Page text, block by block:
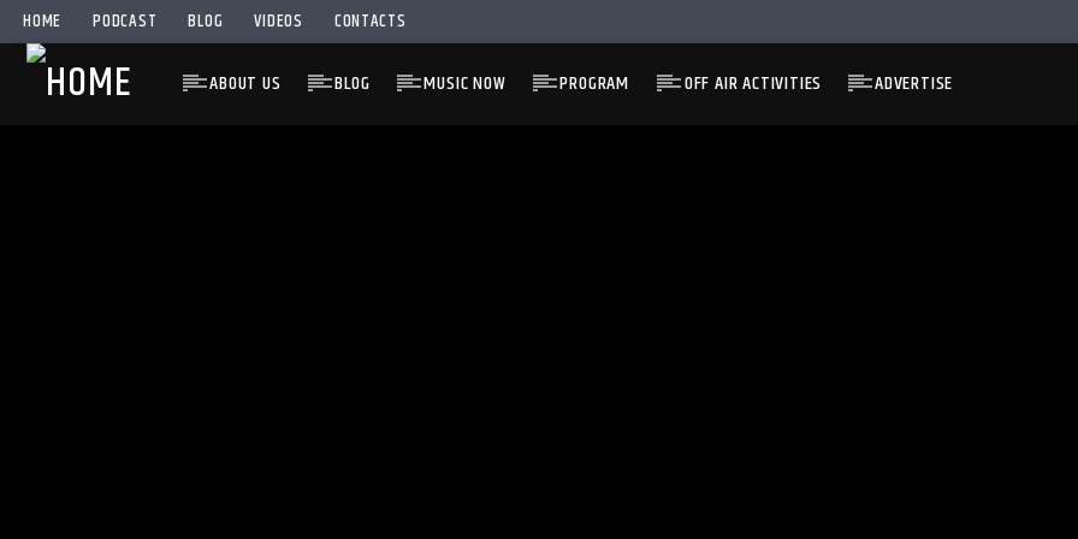
HOME PODCAST BLOG VIDEOS CONTACTS
ABOUT US BLOG MUSIC NOW PROGRAM OFF AIR ACTIVITIES ADVERTISE